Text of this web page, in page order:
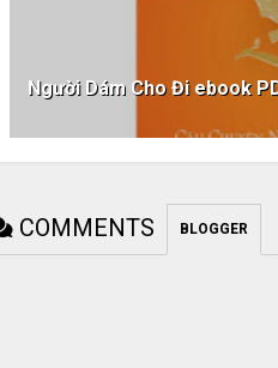
Người Dám Cho Đi ebook
COMMENTS BLOGGER